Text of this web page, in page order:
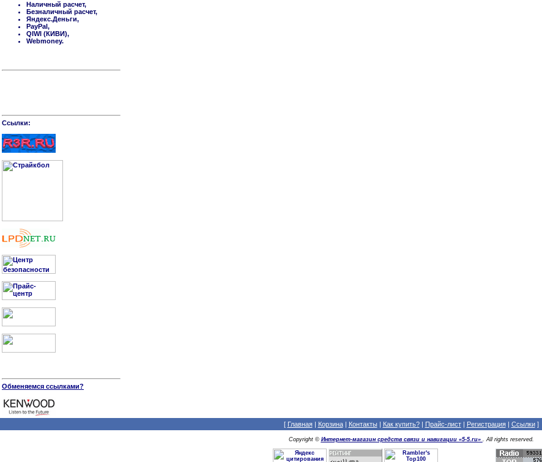
Наличный расчет,
Безналичный расчет,
Яндекс.Деньги,
PayPal,
QIWI (КИВИ),
Webmoney.
Cсылки:
Обменяемся ссылками?
[ Главная| Корзина| Контакты| Как купить?| Прайс-лист| Регистрация| Cсылки]
Copyright © Интернет-магазин средств связи и навигации «5-5.ru» . All rights reserved.